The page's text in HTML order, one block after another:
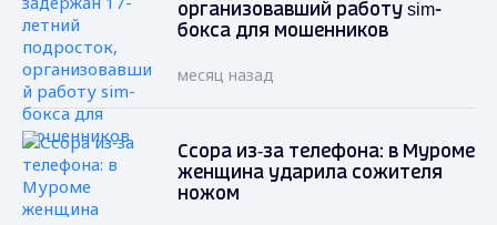
организовавший работу sim-
бокса для мошенников
месяц назад
Ссора из‑за телефона: в Муроме
женщина ударила сожителя
ножом